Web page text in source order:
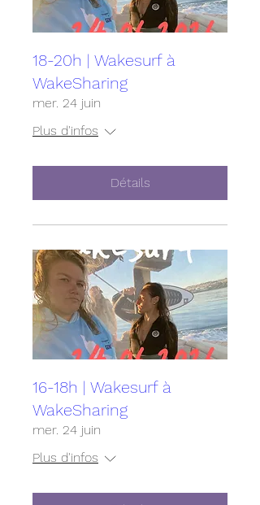
18-20h | Wakesurf à
WakeSharing
mer. 24 juin
Plus d'infos
Détails
16-18h | Wakesurf à
WakeSharing
mer. 24 juin
Plus d'infos